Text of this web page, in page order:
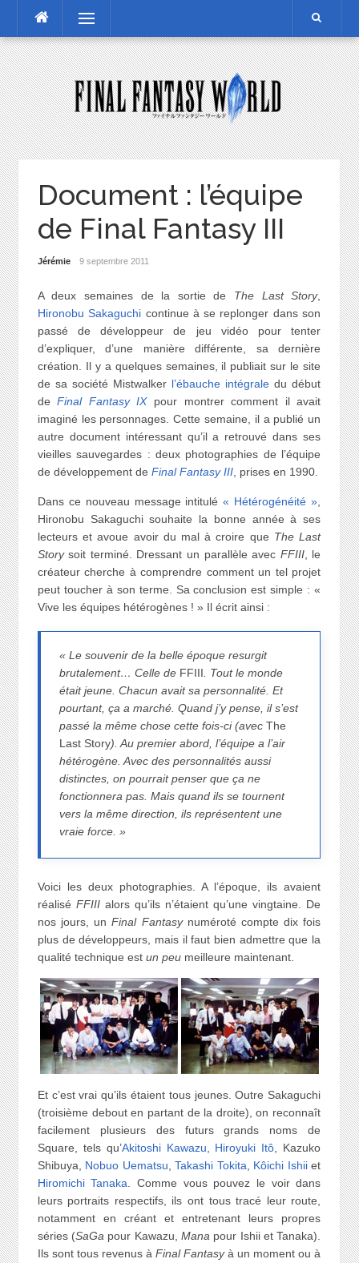
content
Menu
Document : l’équipe
de Final Fantasy III
Jérémie 9 septembre 2011
A deux semaines de la sortie de The Last Story,
Hironobu Sakaguchi continue à se replonger dans son
passé de développeur de jeu vidéo pour tenter
d’expliquer, d’une manière différente, sa dernière
création. Il y a quelques semaines, il publiait sur le site
de sa société Mistwalker l’ébauche intégrale du début
deFinal Fantasy IXpour montrer comment il avait
imaginé les personnages. Cette semaine, il a publié un
autre document intéressant qu’il a retrouvé dans ses
vieilles sauvegardes : deux photographies de l’équipe
de développement de Final Fantasy III, prises en 1990.
Dans ce nouveau message intitulé« Hétérogénéité »
Hironobu Sakaguchi souhaite la bonne année à ses
lecteurs et avoue avoir du mal à croire que The Last
Storysoit terminé. Dressant un parallèle avec FFIII, le
créateur cherche à comprendre comment un tel projet
peut toucher à son terme. Sa conclusion est simple : «
Vive les équipes hétérogènes ! » Il écrit ainsi :
« Le souvenir de la belle époque resurgit
brutalement… Celle de FFIII. Tout le monde
était jeune. Chacun avait sa personnalité. Et
pourtant, ça a marché. Quand j’y pense, il s’est
passé la même chose cette fois-ci (avecThe
Last Story). Au premier abord, l’équipe a l’air
hétérogène. Avec des personnalités aussi
distinctes, on pourrait penser que ça ne
fonctionnera pas. Mais quand ils se tournent
vers la même direction, ils représentent une
vraie force. »
Voici les deux photographies. A l’époque, ils avaient
réalisé FFIIIalors qu’ils n’étaient qu’une vingtaine. De
nos jours, unFinal Fantasynuméroté compte dix fois
plus de développeurs, mais il faut bien admettre que la
qualité technique est un peumeilleure maintenant.
Et c’est vrai qu’ils étaient tous jeunes. Outre Sakaguchi
(troisième debout en partant de la droite), on reconnaît
facilement plusieurs des futurs grands noms de
Square, tels qu’Akitoshi Kawazu Hiroyuki Itô , Kazuko
Shibuya, Nobuo Uematsu ,Takashi Tokita Kôichi Ishiiet
Hiromichi Tanaka . Comme vous pouvez le voir dans
leurs portraits respectifs, ils ont tous tracé leur route,
notamment en créant et entretenant leurs propres
séries (SaGa pour Kawazu, Mana pour Ishii et Tanaka).
Ils sont tous revenus à Final Fantasyà un moment ou à